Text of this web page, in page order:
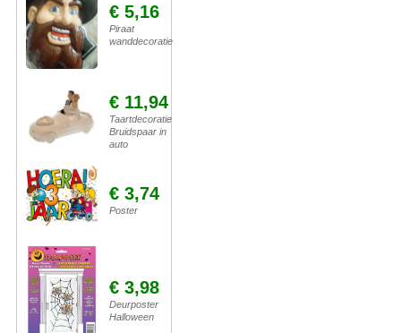
€ 5,16
Piraat
wanddecoratie
€ 11,94
Taartdecoratie
Bruidspaar in
auto
€ 3,74
Poster
€ 3,98
Deurposter
Halloween